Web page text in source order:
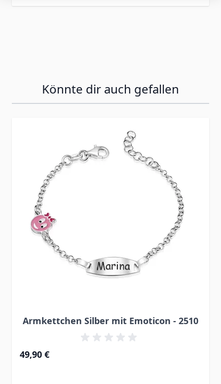
Könnte dir auch gefallen
Armkettchen Silber mit Emoticon - 2510
49,90 €